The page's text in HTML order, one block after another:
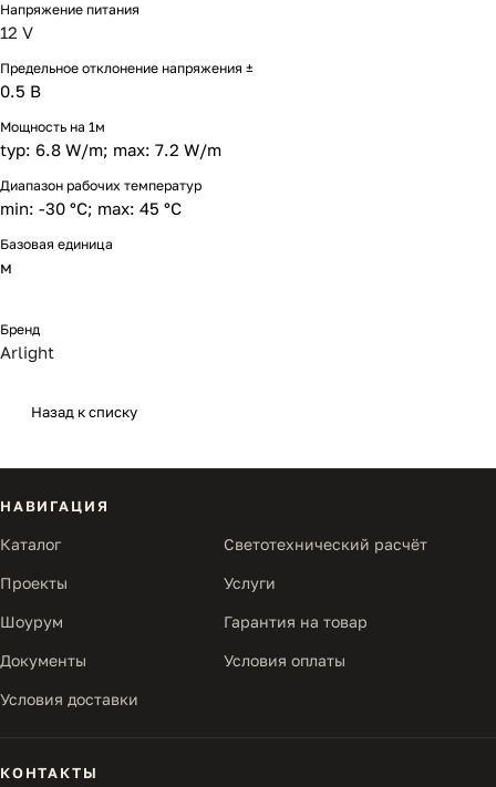
Напряжение питания
12 V
Предельное отклонение напряжения ±
0.5 В
Мощность на 1м
typ: 6.8 W/m; max: 7.2 W/m
Диапазон рабочих температур
min: -30 °C; max: 45 °C
Базовая единица
м
Бренд
Arlight
Назад к списку
НАВИГАЦИЯ
Каталог Светотехнический расчёт
Проекты Услуги
Шоурум Гарантия на товар
Документы Условия оплаты
Условия доставки
КОНТАКТЫ